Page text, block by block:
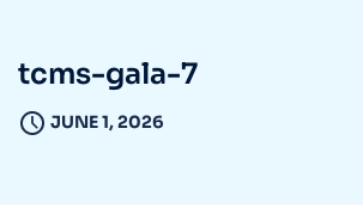
tcms-gala-7
JUNE 1, 2026